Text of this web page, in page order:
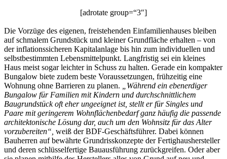
[adrotate group=“3″]
Die Vorzüge des eigenen, freistehenden Einfamilienhauses bleiben
auf schmalem Grundstück und kleiner Grundfläche erhalten – von
der inflationssicheren Kapitalanlage bis hin zum individuellen und
selbstbestimmten Lebensmittelpunkt. Langfristig sei ein kleines
Haus meist sogar leichter in Schuss zu halten. Gerade ein kompakter
Bungalow biete zudem beste Voraussetzungen, frühzeitig eine
Wohnung ohne Barrieren zu planen.
„Während ein ebenerdiger
Bungalow für Familien mit Kindern und durchschnittlichem
Baugrundstück oft eher ungeeignet ist, stellt er für Singles und
Paare mit geringerem Wohnflächenbedarf ganz häufig die passende
architektonische Lösung dar, auch um den Wohnsitz für das Alter
vorzubereiten“, weiß der BDF-Geschäftsführer. Dabei können
Bauherren auf bewährte Grundrisskonzepte der Fertighaushersteller
und deren schlüsselfertige Bauausführung zurückgreifen. Oder aber